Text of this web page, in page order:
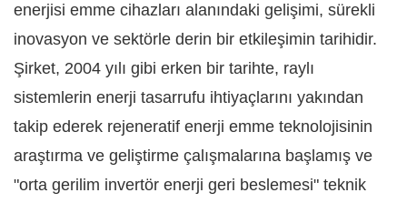
enerjisi emme cihazları alanındaki gelişimi, sürekli
inovasyon ve sektörle derin bir etkileşimin tarihidir.
Şirket, 2004 yılı gibi erken bir tarihte, raylı
sistemlerin enerji tasarrufu ihtiyaçlarını yakından
takip ederek rejeneratif enerji emme teknolojisinin
araştırma ve geliştirme çalışmalarına başlamış ve
"orta gerilim invertör enerji geri beslemesi" teknik